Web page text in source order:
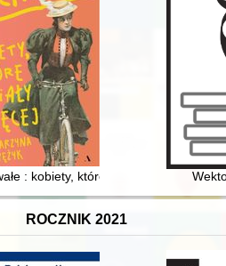
Cz. 2
w archiwaliach : ciechanowskie
: kobiety, które chciały więcej
ROCZNIK 2021